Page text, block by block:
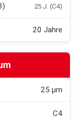
25 J. (C4)
20 Jahre
25 µm
C4